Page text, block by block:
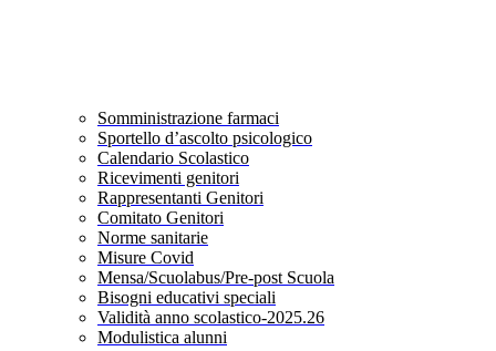
Somministrazione farmaci
Sportello d’ascolto psicologico
Calendario Scolastico
Ricevimenti genitori
Rappresentanti Genitori
Comitato Genitori
Norme sanitarie
Misure Covid
Mensa/Scuolabus/Pre-post Scuola
Bisogni educativi speciali
Validità anno scolastico-2025.26
Modulistica alunni